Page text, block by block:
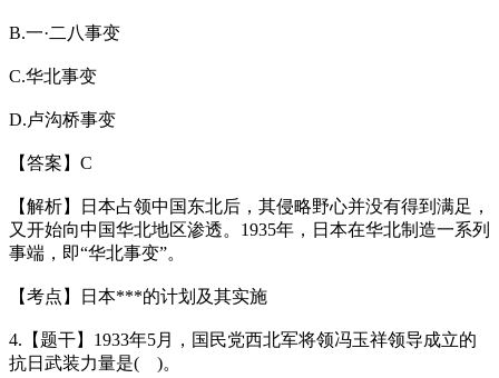
B.一·二八事变
C.华北事变
D.卢沟桥事变
【答案】C
【解析】日本占领中国东北后，其侵略野心并没有得到满足，
又开始向中国华北地区渗透。1935年，日本在华北制造一系列
事端，即“华北事变”。
【考点】日本***的计划及其实施
4.【题干】1933年5月，国民党西北军将领冯玉祥领导成立的
抗日武装力量是( )。